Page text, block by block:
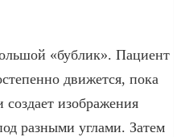
«бублик». Пациент
движется, пока
создает изображения
разными углами. Затем